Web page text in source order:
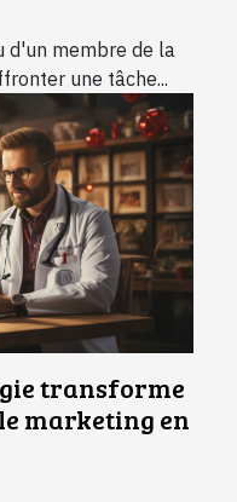
d'un membre de la
une tâche...
transforme
marketing en